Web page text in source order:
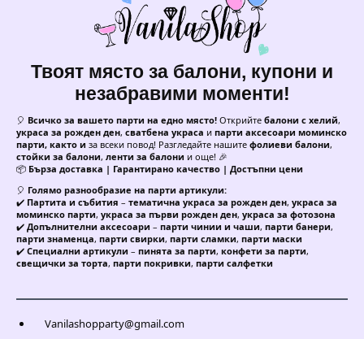
Твоят място за балони, купони и
незабравими моменти!
🎈 Всичко за вашето парти на едно място! Открийте балони с хелий,
украса за рожден ден, сватбена украса и парти аксесоари моминско
парти, както и за всеки повод! Разгледайте нашите фолиеви балони,
стойки за балони, ленти за балони и още! 🎉
📦 Бърза доставка | Гарантирано качество | Достъпни цени
🎈 Голямо разнообразие на парти артикули:
✔️ Партита и събития – тематична украса за рожден ден, украса за
моминско парти, украса за първи рожден ден, украса за фотозона
✔️ Допълнителни аксесоари – парти чинии и чаши, парти банери,
парти знаменца, парти свирки, парти сламки, парти маски
✔️ Специални артикули – пинята за парти, конфети за парти,
свещички за торта, парти покривки, парти салфетки
Vanilashopparty@gmail.com